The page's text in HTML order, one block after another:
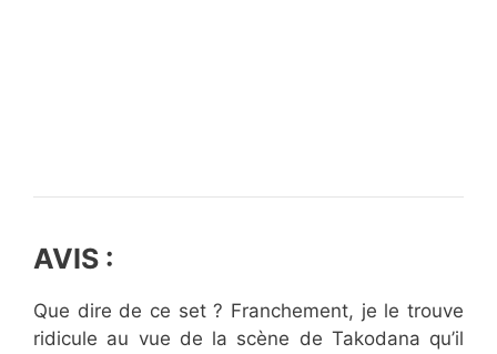
AVIS :
Que dire de ce set ? Franchement, je le trouve
ridicule au vue de la scène de Takodana qu’il